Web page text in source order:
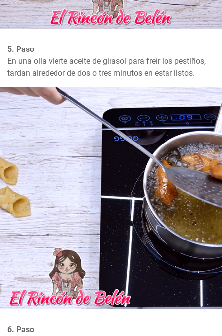
5. Paso
En una olla vierte aceite de girasol para freír los pestiños,
tardan alrededor de dos o tres minutos en estar listos.
6. Paso